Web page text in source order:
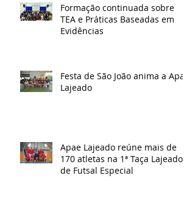
Formação continuada sobre
TEA e Práticas Baseadas em
Evidências
Festa de São João anima a Apae
Lajeado
Apae Lajeado reúne mais de
170 atletas na 1ª Taça Lajeado
de Futsal Especial